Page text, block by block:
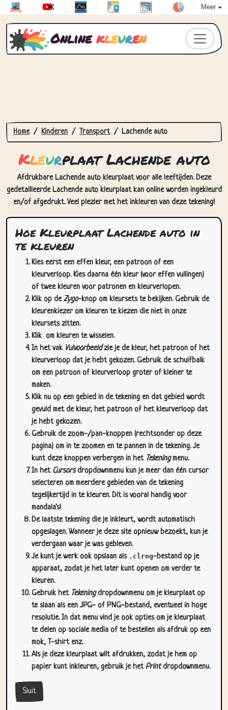
Meer
Online kleuren
Home Kinderen Transport Lachende auto
Kleurplaat Lachende auto
Afdrukbare Lachende auto kleurplaat voor alle leeftijden. Deze
gedetailleerde Lachende auto kleurplaat kan online worden ingekleurd
en/of afgedrukt. Veel plezier met het inkleuren van deze tekening!
Hoe Kleurplaat Lachende auto in
te kleuren
Kies eerst een effen kleur, een patroon of een
kleurverloop. Kies daarna één kleur (voor effen vullingen)
of twee kleuren voor patronen en kleurverlopen.
Klik op deZygo-knop om kleursets te bekijken. Gebruik de
kleurenkiezer om kleuren te kiezen die niet in onze
kleursets zitten.
Klik om kleuren te wisselen.
In het vak Vulvoorbeeldzie je de kleur, het patroon of het
kleurverloop dat je hebt gekozen. Gebruik de schuifbalk
om een patroon of kleurverloop groter of kleiner te
maken.
Klik nu op een gebied in de tekening en dat gebied wordt
gevuld met de kleur, het patroon of het kleurverloop dat
je hebt gekozen.
Gebruik de zoom-/pan-knoppen (rechtsonder op deze
pagina) om in te zoomen en te pannen in de tekening. Je
kunt deze knoppen verbergen in het Tekeningmenu.
In het Cursorsdropdownmenu kun je meer dan één cursor
selecteren om meerdere gebieden van de tekening
tegelijkertijd in te kleuren. Dit is vooral handig voor
mandala's!
De laatste tekening die je inkleurt, wordt automatisch
opgeslagen. Wanneer je deze site opnieuw bezoekt, kun je
verdergaan waar je was gebleven.
Je kunt je werk ook opslaan als .clrng-bestand op je
apparaat, zodat je het later kunt openen om verder te
kleuren.
Gebruik het Tekeningdropdownmenu om je kleurplaat op
te slaan als een JPG- of PNG-bestand, eventueel in hoge
resolutie. In dat menu vind je ook opties om je kleurplaat
te delen op sociale media of te bestellen als afdruk op een
mok, T-shirt enz.
Als je deze kleurplaat wilt afdrukken, zodat je hem op
papier kunt inkleuren, gebruik je hetPrintdropdownmenu.
Sluit